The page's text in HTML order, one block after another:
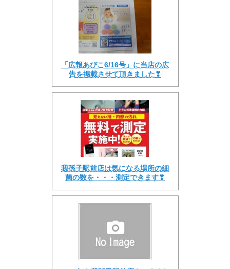
「広報あびこ6/16号」に当店の広
告を掲載させて頂きました❣
我孫子駅前店は気になる場所の細
菌の数を・・・測定できます❣